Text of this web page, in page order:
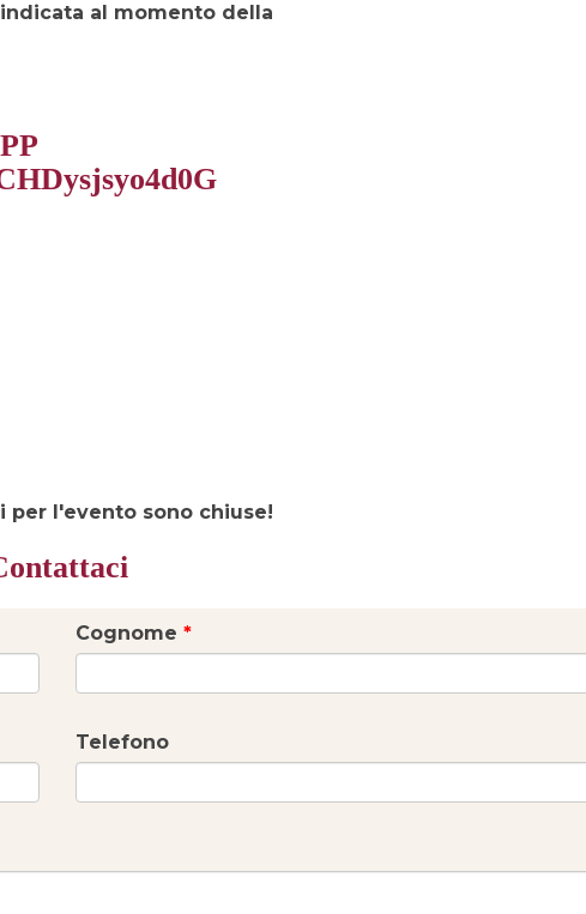
al momento della
per l'evento sono chiuse!
Cognome *
Telefono